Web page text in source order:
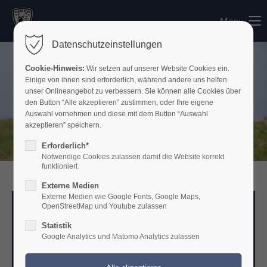
Login
Benutzername
Passwort
Anmelden
Register|Lost your password?
Support
Menu
ALANO CLUB e.V.
Züchter des AC´s
Datenschutzeinstellungen
Cookie-Hinweis: Wir setzen auf unserer Website Cookies ein.
Einige von ihnen sind erforderlich, während andere uns helfen
unser Onlineangebot zu verbessern. Sie können alle Cookies über
den Button “Alle akzeptieren” zustimmen, oder Ihre eigene
Auswahl vornehmen und diese mit dem Button “Auswahl
akzeptieren” speichern.
Erforderlich*
Notwendige Cookies zulassen damit die Website korrekt
funktioniert
Externe Medien
Externe Medien wie Google Fonts, Google Maps,
OpenStreetMap und Youtube zulassen
Statistik
Google Analytics und Matomo Analytics zulassen